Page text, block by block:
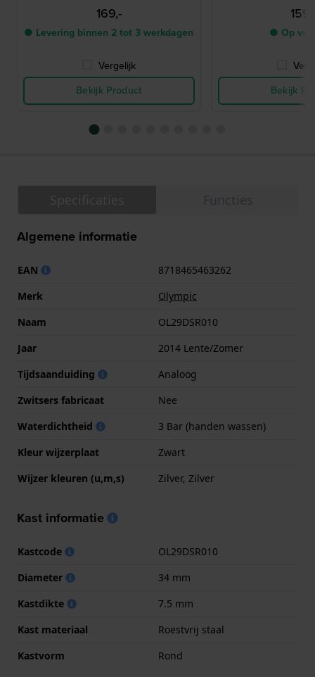
169,-
● Levering binnen 2 tot 3 werkdagen
Vergelijk
Bekijk Product
● Op
Bekijk
Algemene informatie
EAN
8718465463262
Merk
Olympic
Naam
OL29DSR010
Jaar
2014 Lente/Zomer
Tijdsaanduiding
Analoog
Zwitsers fabricaat
Nee
Waterdichtheid
3 Bar (handen wassen)
Kleur wijzerplaat
Zwart
Wijzer kleuren (u,m,s)
Zilver, Zilver
Kast informatie
Kastcode
OL29DSR010
Diameter
34 mm
Kastdikte
7.5 mm
Kast materiaal
Roestvrij staal
Kastvorm
Rond